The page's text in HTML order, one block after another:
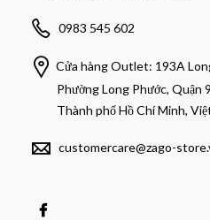
0983 545 602
Cửa hàng Outlet: 193A
Phường Long Phước, Quận
Thành phố Hồ Chí Minh,
customercare@zago-